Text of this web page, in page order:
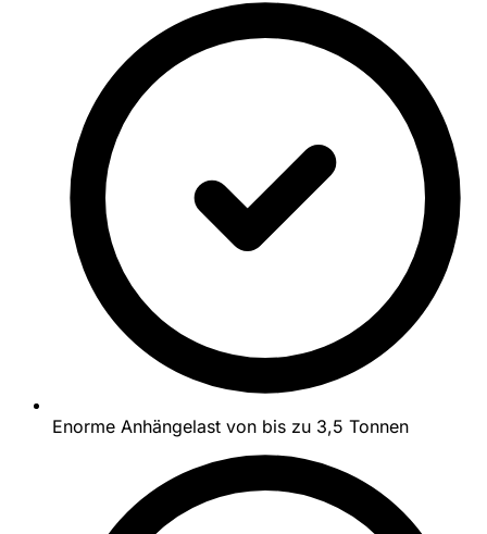
Enorme Anhängelast von bis zu 3,5 Tonnen